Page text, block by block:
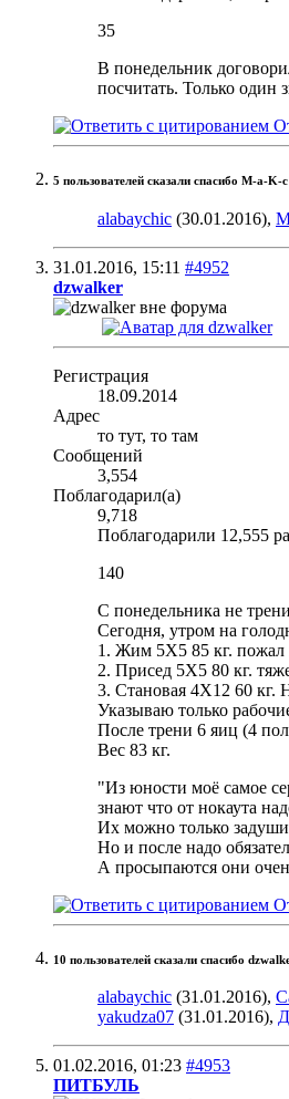
35
В понедельник
посчитать. Только один
5 пользователей сказали cпасибо M-a-K-
alabaychic (30.01.2016),
31.01.2016, 15:11 #4952
dzwalker
Регистрация
18.09.2014
Адрес
то тут, то там
Сообщений
3,554
Поблагодарил(а)
9,718
Поблагодарили 12,555
140
С понедельника не
Сегодня, утром на
1. Жим 5Х5 85 кг. пожал
2. Присед 5Х5 80 кг.
3. Становая 4Х12 60 кг.
Указываю только
После трени 6 яиц (4
Вес 83 кг.
"Из юности моё самое
знают что от нокаута
Их можно только
Но и после надо
А просыпаются они
10 пользователей сказали cпасибо
alabaychic (31.01.2016),
yakudza07 (31.01.2016),
01.02.2016, 01:23 #4953
ПИТБУЛЬ